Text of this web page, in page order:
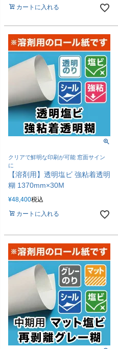
カートに入れる
クリアで鮮明な印刷が可能 窓面サイン
に
【溶剤用】透明塩ビ 強粘着透明
糊 1370mm×30M
¥48,400税込
カートに入れる